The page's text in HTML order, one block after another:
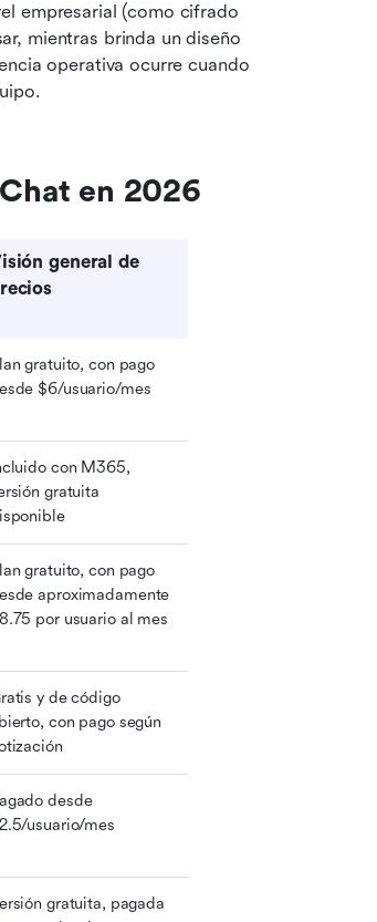
empresarial (como cifrado
mientras brinda un diseño
en 2026
general de
gratuito, con pago
$6/usuario/mes
con M365,
gratuita
gratuito, con pago
aproximadamente
por usuario al mes
y de código
con pago según
desde
usuario/mes
gratuita, pagada